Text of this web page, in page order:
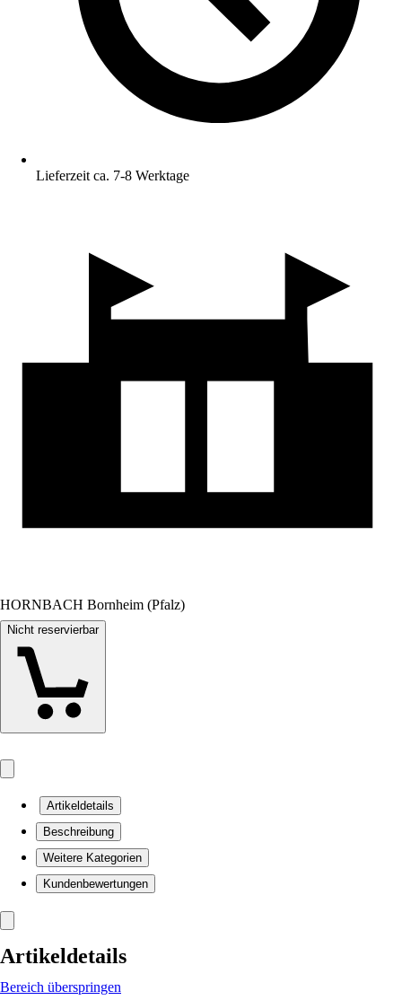
Lieferzeit ca. 7-8 Werktage
HORNBACH Bornheim (Pfalz)
Nicht reservierbar
Artikeldetails
Beschreibung
Weitere Kategorien
Kundenbewertungen
Artikeldetails
Bereich überspringen